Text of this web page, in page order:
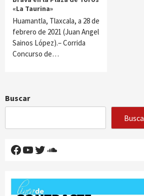
«La Taurina»
Huamantla, Tlaxcala, a 28 de
febrero de 2021 (Juan Angel
Sainos López).– Corrida
Concurso de…
Buscar
Facebook
YouTube
Twitter
SoundCloud